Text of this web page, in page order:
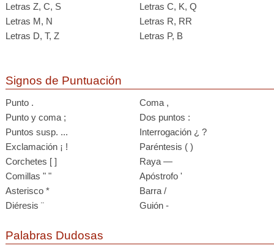
Letras Z, C, S
Letras C, K, Q
Letras M, N
Letras R, RR
Letras D, T, Z
Letras P, B
Signos de Puntuación
Punto .
Coma ,
Punto y coma ;
Dos puntos :
Puntos susp. ...
Interrogación ¿ ?
Exclamación ¡ !
Paréntesis ( )
Corchetes [ ]
Raya —
Comillas " "
Apóstrofo '
Asterisco *
Barra /
Diéresis ¨
Guión -
Palabras Dudosas